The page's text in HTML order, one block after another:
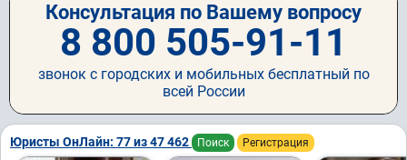
Консультация по Вашему вопросу
8 800 505-91-11
звонок с городских и мобильных бесплатный по
всей России
Юристы ОнЛайн: 77 из 47 462 Поиск Регистрация